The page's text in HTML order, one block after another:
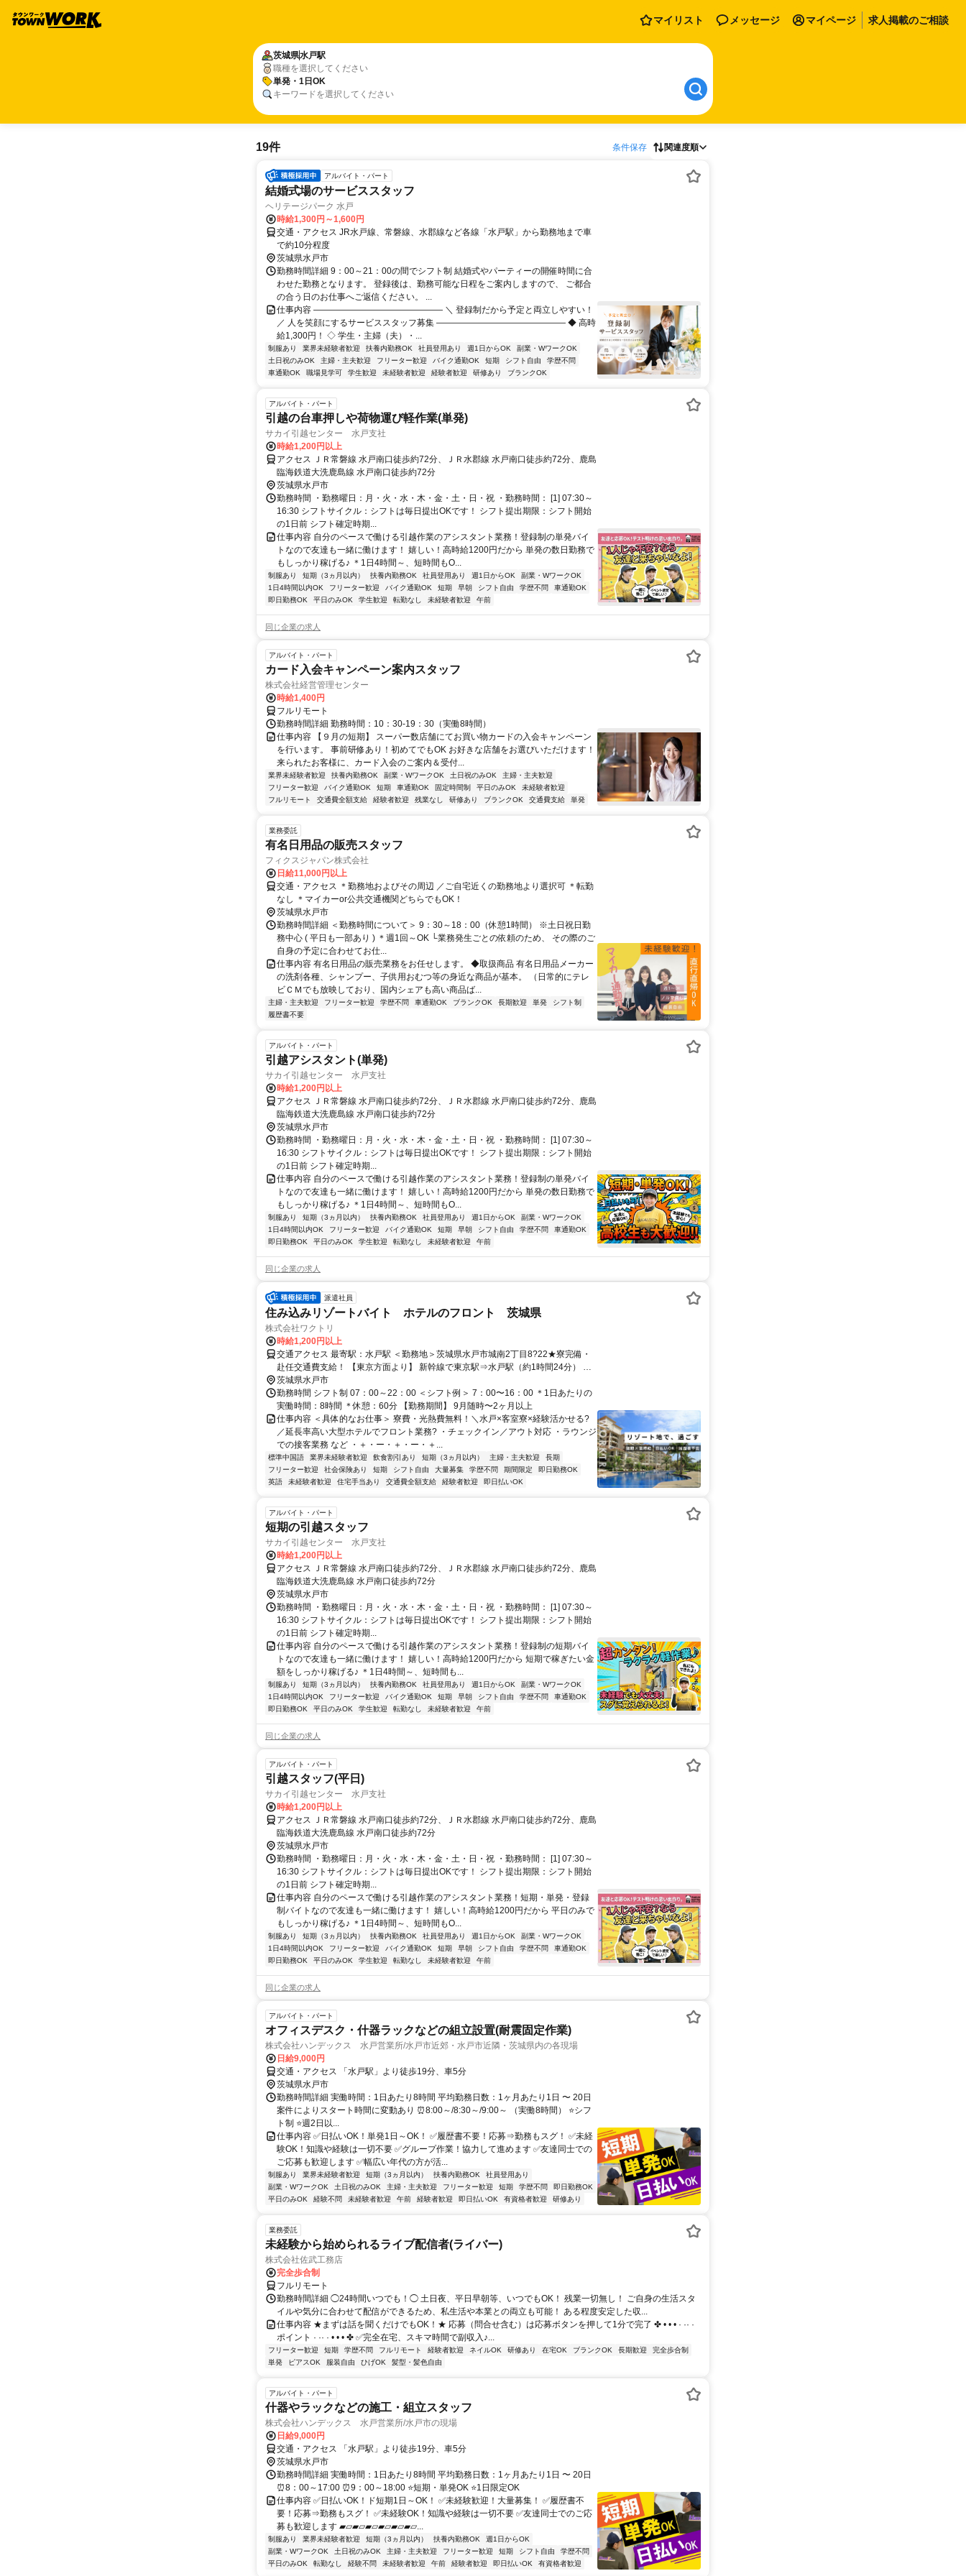
マイリスト メッセージ マイページ 求人掲載のご相談
茨城県水戸駅
職種を選択してください
単発・1日OK
キーワードを選択してください
19件 条件保存 関連度順
アルバイト・パート
結婚式場のサービススタッフ
ヘリテージパーク 水戸
時給1,300円～1,600円
交通・アクセス JR水戸線、常磐線、水郡線など各線「水戸駅」から勤務地まで車
で約10分程度
茨城県水戸市
勤務時間詳細 9：00～21：00の間でシフト制 結婚式やパーティーの開催時間に合
わせた勤務となります。 登録後は、勤務可能な日程をご案内しますので、 ご都合
の合う日のお仕事へご返信ください。 ...
仕事内容 ――――――――――――――― ＼ 登録制だから予定と両立しやすい！
／ 人を笑顔にするサービススタッフ募集 ――――――――――――――― ◆ 高時
給1,300円！ ◇ 学生・主婦（夫）・...
制服あり 業界未経験者歓迎 扶養内勤務OK 社員登用あり 週1日からOK
副業・WワークOK
土日祝のみOK
主婦・主夫歓迎 フリーター歓迎 バイク通勤OK 短期 シフト自由
学歴不問
車通勤OK
職場見学可 学生歓迎 未経験者歓迎 経験者歓迎 研修あり ブランクOK
アルバイト・パート
引越の台車押しや荷物運び軽作業(単発)
サカイ引越センター 水戸支社
時給1,200円以上
アクセス ＪＲ常磐線 水戸南口徒歩約72分、ＪＲ水郡線 水戸南口徒歩約72分、鹿島
臨海鉄道大洗鹿島線 水戸南口徒歩約72分
茨城県水戸市
勤務時間 ・勤務曜日：月・火・水・木・金・土・日・祝 ・勤務時間： [1] 07:30～
16:30 シフトサイクル：シフトは毎日提出OKです！ シフト提出期限：シフト開始
の1日前 シフト確定時期...
仕事内容 自分のペースで働ける引越作業のアシスタント業務！登録制の単発バイ
トなので友達も一緒に働けます！ 嬉しい！高時給1200円だから 単発の数日勤務で
もしっかり稼げる♪ ＊1日4時間～、短時間もO...
制服あり 短期（3ヵ月以内） 扶養内勤務OK 社員登用あり 週1日からOK
副業・WワークOK
1日4時間以内OK
フリーター歓迎 バイク通勤OK 短期 早朝 シフト自由 学歴不問
車通勤OK
即日勤務OK
平日のみOK 学生歓迎 転勤なし 未経験者歓迎 午前
同じ企業の求人
アルバイト・パート
カード入会キャンペーン案内スタッフ
株式会社経営管理センター
時給1,400円
フルリモート
勤務時間詳細 勤務時間：10：30-19：30（実働8時間）
仕事内容 【９月の短期】 スーパー数店舗にてお買い物カードの入会キャンペーン
を行います。 事前研修あり！初めてでもOK お好きな店舗をお選びいただけます！
来られたお客様に、カード入会のご案内＆受付...
業界未経験者歓迎 扶養内勤務OK 副業・WワークOK 土日祝のみOK
主婦・主夫歓迎
フリーター歓迎
バイク通勤OK 短期 車通勤OK 固定時間制 平日のみOK
未経験者歓迎
フルリモート
交通費全額支給 経験者歓迎 残業なし 研修あり ブランクOK 交通費支給 単発
業務委託
有名日用品の販売スタッフ
フィクスジャパン株式会社
日給11,000円以上
交通・アクセス ＊勤務地およびその周辺 ／ご自宅近くの勤務地より選択可 ＊転勤
なし ＊マイカーor公共交通機関どちらでもOK！
茨城県水戸市
勤務時間詳細 ＜勤務時間について＞ 9：30～18：00（休憩1時間） ※土日祝日勤
務中心 ( 平日も一部あり ) ＊週1回～OK └業務発生ごとの依頼のため、 その際のご
自身の予定に合わせてお仕...
仕事内容 有名日用品の販売業務をお任せします。 ◆取扱商品 有名日用品メーカー
の洗剤各種、シャンプー、子供用おむつ等の身近な商品が基本。 （日常的にテレ
ビＣＭでも放映しており、国内シェアも高い商品ば...
主婦・主夫歓迎 フリーター歓迎 学歴不問 車通勤OK ブランクOK 長期歓迎 単発
シフト制
履歴書不要
アルバイト・パート
引越アシスタント(単発)
サカイ引越センター 水戸支社
時給1,200円以上
アクセス ＪＲ常磐線 水戸南口徒歩約72分、ＪＲ水郡線 水戸南口徒歩約72分、鹿島
臨海鉄道大洗鹿島線 水戸南口徒歩約72分
茨城県水戸市
勤務時間 ・勤務曜日：月・火・水・木・金・土・日・祝 ・勤務時間： [1] 07:30～
16:30 シフトサイクル：シフトは毎日提出OKです！ シフト提出期限：シフト開始
の1日前 シフト確定時期...
仕事内容 自分のペースで働ける引越作業のアシスタント業務！登録制の単発バイ
トなので友達も一緒に働けます！ 嬉しい！高時給1200円だから 単発の数日勤務で
もしっかり稼げる♪ ＊1日4時間～、短時間もO...
制服あり 短期（3ヵ月以内） 扶養内勤務OK 社員登用あり 週1日からOK
副業・WワークOK
1日4時間以内OK
フリーター歓迎 バイク通勤OK 短期 早朝 シフト自由 学歴不問
車通勤OK
即日勤務OK
平日のみOK 学生歓迎 転勤なし 未経験者歓迎 午前
同じ企業の求人
派遣社員
住み込みリゾートバイト ホテルのフロント 茨城県
株式会社ワクトリ
時給1,200円以上
交通アクセス 最寄駅：水戸駅 ＜勤務地＞茨城県水戸市城南2丁目8?22★寮完備・
赴任交通費支給！ 【東京方面より】 新幹線で東京駅⇒水戸駅（約1時間24分） 水
戸駅から徒歩で約8分 ※ご自宅からの通勤も相談OK！住み込みを希望されない場
合もお気軽にご相談ください。
茨城県水戸市
勤務時間 シフト制 07：00～22：00 ＜シフト例＞ 7：00〜16：00 ＊1日あたりの
実働時間：8時間 ＊休憩：60分 【勤務期間】 9月随時〜2ヶ月以上
仕事内容 ＜具体的なお仕事＞ 寮費・光熱費無料！＼水戸×客室寮×経験活かせる?
／延長率高い大型ホテルでフロント業務? ・チェックイン／アウト対応 ・ラウンジ
での接客業務 など ・＋・ー・＋・ー・＋...
標準中国語 業界未経験者歓迎 飲食割引あり 短期（3ヵ月以内） 主婦・主夫歓迎
長期
フリーター歓迎
社会保険あり 短期 シフト自由 大量募集 学歴不問 期間限定
即日勤務OK
英語
未経験者歓迎 住宅手当あり 交通費全額支給 経験者歓迎 即日払いOK
アルバイト・パート
短期の引越スタッフ
サカイ引越センター 水戸支社
時給1,200円以上
アクセス ＪＲ常磐線 水戸南口徒歩約72分、ＪＲ水郡線 水戸南口徒歩約72分、鹿島
臨海鉄道大洗鹿島線 水戸南口徒歩約72分
茨城県水戸市
勤務時間 ・勤務曜日：月・火・水・木・金・土・日・祝 ・勤務時間： [1] 07:30～
16:30 シフトサイクル：シフトは毎日提出OKです！ シフト提出期限：シフト開始
の1日前 シフト確定時期...
仕事内容 自分のペースで働ける引越作業のアシスタント業務！登録制の短期バイ
トなので友達も一緒に働けます！ 嬉しい！高時給1200円だから 短期で稼ぎたい金
額をしっかり稼げる♪ ＊1日4時間～、短時間も...
制服あり 短期（3ヵ月以内） 扶養内勤務OK 社員登用あり 週1日からOK
副業・WワークOK
1日4時間以内OK
フリーター歓迎 バイク通勤OK 短期 早朝 シフト自由 学歴不問
車通勤OK
即日勤務OK
平日のみOK 学生歓迎 転勤なし 未経験者歓迎 午前
同じ企業の求人
アルバイト・パート
引越スタッフ(平日)
サカイ引越センター 水戸支社
時給1,200円以上
アクセス ＪＲ常磐線 水戸南口徒歩約72分、ＪＲ水郡線 水戸南口徒歩約72分、鹿島
臨海鉄道大洗鹿島線 水戸南口徒歩約72分
茨城県水戸市
勤務時間 ・勤務曜日：月・火・水・木・金・土・日・祝 ・勤務時間： [1] 07:30～
16:30 シフトサイクル：シフトは毎日提出OKです！ シフト提出期限：シフト開始
の1日前 シフト確定時期...
仕事内容 自分のペースで働ける引越作業のアシスタント業務！短期・単発・登録
制バイトなので友達も一緒に働けます！ 嬉しい！高時給1200円だから 平日のみで
もしっかり稼げる♪ ＊1日4時間～、短時間もO...
制服あり 短期（3ヵ月以内） 扶養内勤務OK 社員登用あり 週1日からOK
副業・WワークOK
1日4時間以内OK
フリーター歓迎 バイク通勤OK 短期 早朝 シフト自由 学歴不問
車通勤OK
即日勤務OK
平日のみOK 学生歓迎 転勤なし 未経験者歓迎 午前
同じ企業の求人
アルバイト・パート
オフィスデスク・什器ラックなどの組立設置(耐震固定作業)
株式会社ハンデックス 水戸営業所/水戸市近郊・水戸市近隣・茨城県内の各現場
日給9,000円
交通・アクセス 「水戸駅」より徒歩19分、車5分
茨城県水戸市
勤務時間詳細 実働時間：1日あたり8時間 平均勤務日数：1ヶ月あたり1日 〜 20日
案件によりスタート時間に変動あり ⏰8:00～/8:30～/9:00～ （実働8時間） ⭐シフ
ト制 ⭐週2日以...
仕事内容 ✅日払いOK！単発1日～OK！ ✅履歴書不要！応募⇒勤務もスグ！ ✅未経
験OK！知識や経験は一切不要 ✅グループ作業！協力して進めます ✅友達同士での
ご応募も歓迎します ✅幅広い年代の方が活...
制服あり 業界未経験者歓迎 短期（3ヵ月以内） 扶養内勤務OK
社員登用あり
副業・WワークOK
土日祝のみOK 主婦・主夫歓迎 フリーター歓迎 短期 学歴不問
即日勤務OK
平日のみOK
経験不問 未経験者歓迎 午前 経験者歓迎 即日払いOK 有資格者歓迎 研修あり
業務委託
未経験から始められるライブ配信者(ライバー)
株式会社佐武工務店
完全歩合制
フルリモート
勤務時間詳細 ◯24時間いつでも！◯ 土日夜、平日早朝等、いつでもOK！ 残業一切無し！ ご自身の生活スタ
イルや気分に合わせて配信ができるため、私生活や本業との両立も可能！ ある程度安定した収...
仕事内容 ★まずは話を聞くだけでもOK！★ 応募（問合せ含む）は応募ボタンを押して1分で完了 ✤ • • • · ·· ·
ポイント · ·· · • • • ✤ ✅完全在宅、スキマ時間で副収入♪...
フリーター歓迎 短期 学歴不問 フルリモート 経験者歓迎 ネイルOK 研修あり 在宅OK ブランクOK 長期歓迎
完全歩合制
単発
ピアスOK 服装自由 ひげOK 髪型・髪色自由
アルバイト・パート
什器やラックなどの施工・組立スタッフ
株式会社ハンデックス 水戸営業所/水戸市の現場
日給9,000円
交通・アクセス 「水戸駅」より徒歩19分、車5分
茨城県水戸市
勤務時間詳細 実働時間：1日あたり8時間 平均勤務日数：1ヶ月あたり1日 〜 20日
⏰8：00～17:00 ⏰9：00～18:00 ⭐短期・単発OK ⭐1日限定OK
仕事内容 ✅日払いOK！ド短期1日～OK！ ✅未経験歓迎！大量募集！ ✅履歴書不
要！応募⇒勤務もスグ！ ✅未経験OK！知識や経験は一切不要 ✅友達同士でのご応
募も歓迎します ▰▱▰▱▰▱▰▱▰▱▰▱...
制服あり 業界未経験者歓迎 短期（3ヵ月以内） 扶養内勤務OK
週1日からOK
副業・WワークOK
土日祝のみOK 主婦・主夫歓迎 フリーター歓迎 短期 シフト自由
学歴不問
平日のみOK
転勤なし 経験不問 未経験者歓迎 午前 経験者歓迎 即日払いOK 有資格者歓迎